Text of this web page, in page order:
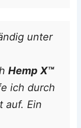
unter
Hemp X™
ich durch
auf. Ein